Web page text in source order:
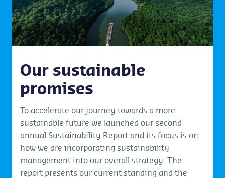
Our sustainable
promises
To accelerate our journey towards a more
sustainable future we launched our second
annual Sustainability Report and its focus is on
how we are incorporating sustainability
management into our overall strategy. The
report presents our current standing and the